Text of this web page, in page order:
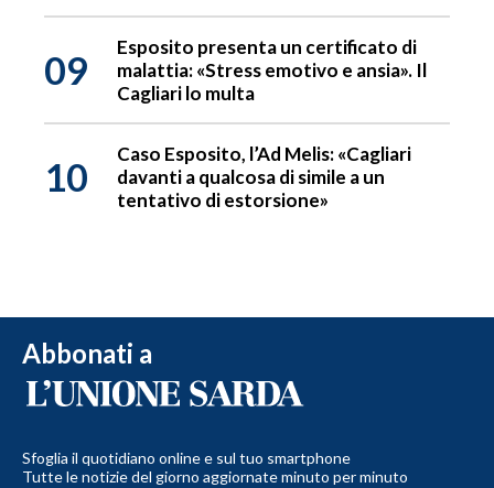
09
Esposito presenta un certificato di
malattia: «Stress emotivo e ansia». Il
Cagliari lo multa
10
Caso Esposito, l’Ad Melis: «Cagliari
davanti a qualcosa di simile a un
tentativo di estorsione»
Abbonati a
Sfoglia il quotidiano online e sul tuo smartphone
Tutte le notizie del giorno aggiornate minuto per minuto